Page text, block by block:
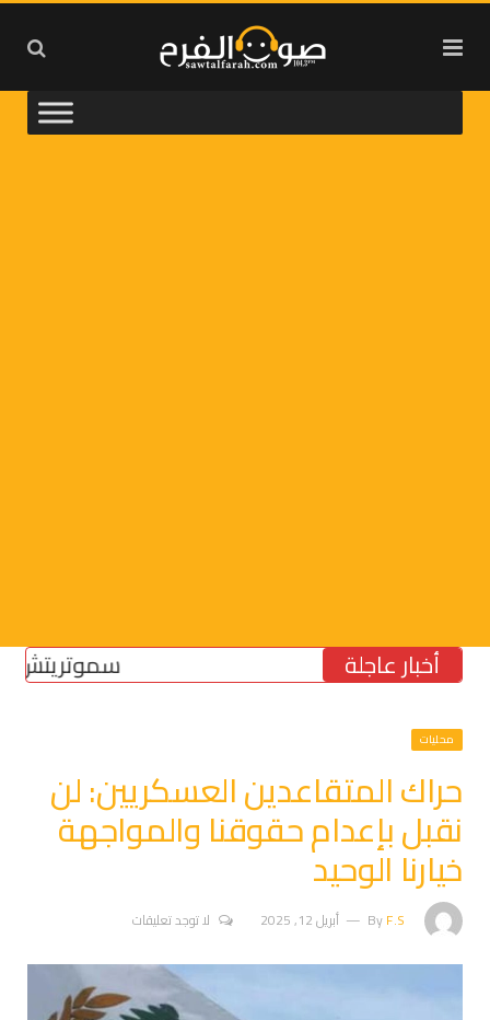
أخبار عاجلة سموتريتش:
محليات
حراك المتقاعدين العسكريين: لن
نقبل بإعدام حقوقنا والمواجهة
خيارنا الوحيد
ByF.S أبريل 12, 2025 لا توجد تعليقات